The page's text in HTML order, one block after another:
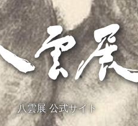
八雲展 公式サイト